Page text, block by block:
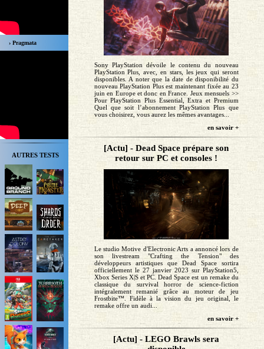
› Pragmata
AUTRES TESTS
Sony PlayStation dévoile le contenu du nouveau
PlayStation Plus, avec, en stars, les jeux qui seront
disponibles. A noter que la date de disponibilité du
nouveau PlayStation Plus est maintenant fixée au 23
juin en Europe et donc en France. Jeux mensuels >>
Pour PlayStation Plus Essential, Extra et Premium
Quel que soit l’abonnement PlayStation Plus que
vous choisirez, vous aurez les mêmes avantages...
en savoir +
[Actu] - Dead Space prépare son
retour sur PC et consoles !
Le studio Motive d'Electronic Arts a annoncé lors de
son livestream "Crafting the Tension" des
développeurs artistiques que Dead Space sortira
officiellement le 27 janvier 2023 sur PlayStation5,
Xbox Series X|S et PC. Dead Space est un remake du
classique du survival horror de science-fiction
intégralement remanié grâce au moteur de jeu
Frostbite™. Fidèle à la vision du jeu original, le
remake offre un audi...
en savoir +
[Actu] - LEGO Brawls sera